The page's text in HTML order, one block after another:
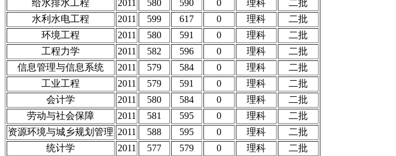
给水排水工程
2011 580 590 0 理科
二批
水利水电工程
2011 599 617 0 理科
二批
环境工程
2011 580 591 0 理科
二批
工程力学
2011 582 596 0 理科
二批
信息管理与信息系统
2011 579 584 0 理科
二批
工业工程
2011 579 591 0 理科
二批
会计学
2011 580 584 0 理科
二批
劳动与社会保障
2011 581 595 0 理科
二批
资源环境与城乡规划管理 2011 588 595 0 理科
二批
统计学
2011 577 579 0 理科
二批